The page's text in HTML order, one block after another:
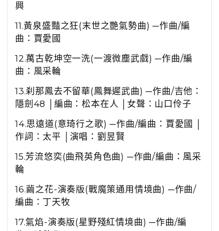
興
11.黃泉盛豔之狂(末世之艷氣勢曲)─作曲/編
曲：賈愛國
12.萬古乾坤空一洗(一渡微塵武戲)─作曲/編
曲：風采輪
13.刹那鳳去不留華(鳳舞遲武曲)─作曲/吉他：
隱劍 48
編曲：松本在人 │女聲：山口伶子
14.思遠道(意琦行之歌)─作曲/編曲：賈愛國 │
作詞：太平 │演唱：劉昱賢
15.芳流悠奕(曲飛英角色曲) ─作曲/編曲：風采
輪
16.繭之花-演奏版(戰魔策通用情境曲) ─作曲/
編曲：丁天牧
17.氣焰-演奏版(星野殘紅情境曲)─作曲/編